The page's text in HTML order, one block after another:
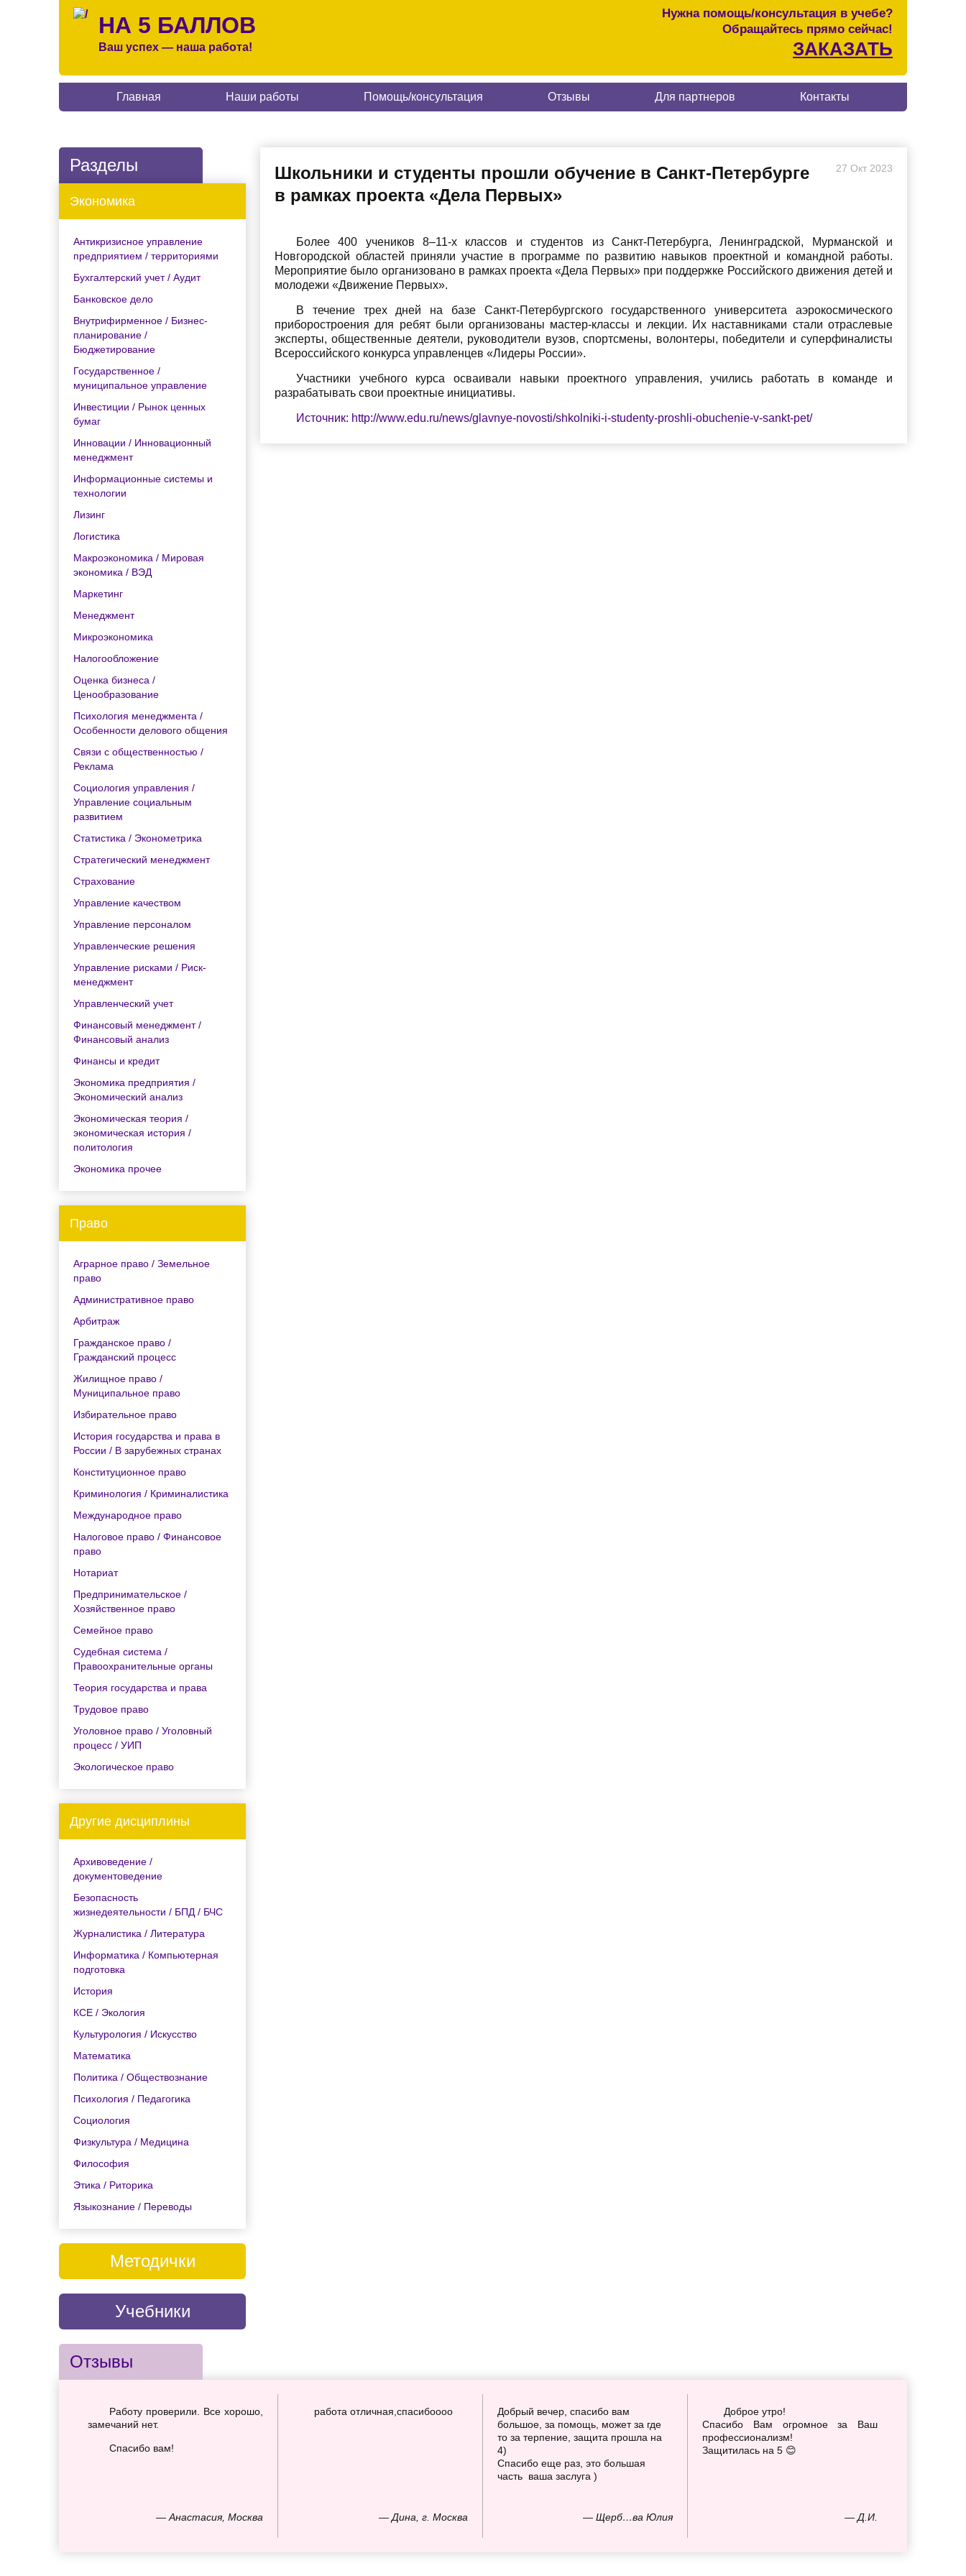
НА 5 БАЛЛОВ
Ваш успех — наша работа!
Нужна помощь/консультация в учебе?
Обращайтесь прямо сейчас!
ЗАКАЗАТЬ
Главная Наши работы Помощь/консультация Отзывы Для партнеров Контакты
Разделы
Экономика
Антикризисное управление
предприятием / территориями
Бухгалтерский учет / Аудит
Банковское дело
Внутрифирменное / Бизнес-
планирование /
Бюджетирование
Государственное /
муниципальное управление
Инвестиции / Рынок ценных
бумаг
Инновации / Инновационный
менеджмент
Информационные системы и
технологии
Лизинг
Логистика
Макроэкономика / Мировая
экономика / ВЭД
Маркетинг
Менеджмент
Микроэкономика
Налогообложение
Оценка бизнеса /
Ценообразование
Психология менеджмента /
Особенности делового общения
Связи с общественностью /
Реклама
Социология управления /
Управление социальным
развитием
Статистика / Эконометрика
Стратегический менеджмент
Страхование
Управление качеством
Управление персоналом
Управленческие решения
Управление рисками / Риск-
менеджмент
Управленческий учет
Финансовый менеджмент /
Финансовый анализ
Финансы и кредит
Экономика предприятия /
Экономический анализ
Экономическая теория /
экономическая история /
политология
Экономика прочее
Право
Аграрное право / Земельное
право
Административное право
Арбитраж
Гражданское право /
Гражданский процесс
Жилищное право /
Муниципальное право
Избирательное право
История государства и права в
России / В зарубежных странах
Конституционное право
Криминология / Криминалистика
Международное право
Налоговое право / Финансовое
право
Нотариат
Предпринимательское /
Хозяйственное право
Семейное право
Судебная система /
Правоохранительные органы
Теория государства и права
Трудовое право
Уголовное право / Уголовный
процесс / УИП
Экологическое право
Другие дисциплины
Архивоведение /
документоведение
Безопасность
жизнедеятельности / БПД / БЧС
Журналистика / Литература
Информатика / Компьютерная
подготовка
История
КСЕ / Экология
Культурология / Искусство
Математика
Политика / Обществознание
Психология / Педагогика
Социология
Физкультура / Медицина
Философия
Этика / Риторика
Языкознание / Переводы
Методички
Учебники
27 Окт 2023
Школьники и студенты прошли обучение в Санкт-Петербурге
в рамках проекта «Дела Первых»
Более 400 учеников 8–11-х классов и студентов из Санкт-Петербурга, Ленинградской, Мурманской и
Новгородской областей приняли участие в программе по развитию навыков проектной и командной работы.
Мероприятие было организовано в рамках проекта «Дела Первых» при поддержке Российского движения детей и
молодежи «Движение Первых».
В течение трех дней на базе Санкт-Петербургского государственного университета аэрокосмического
приборостроения для ребят были организованы мастер-классы и лекции. Их наставниками стали отраслевые
эксперты, общественные деятели, руководители вузов, спортсмены, волонтеры, победители и суперфиналисты
Всероссийского конкурса управленцев «Лидеры России».
Участники учебного курса осваивали навыки проектного управления, учились работать в команде и
разрабатывать свои проектные инициативы.
Источник: http://www.edu.ru/news/glavnye-novosti/shkolniki-i-studenty-proshli-obuchenie-v-sankt-pet/
Отзывы
— Анастасия, Москва
Работу проверили. Все хорошо,
замечаний нет.
Спасибо вам!
— Дина, г. Москва
работа отличная,спасибоооо
— Щерб…ва Юлия
Добрый вечер, спасибо вам
большое, за помощь, может за где
то за терпение, защита прошла на
4)
Спасибо еще раз, это большая
часть ваша заслуга )
— Д.И.
Доброе утро!
Спасибо Вам огромное за Ваш
профессионализм!
Защитилась на 5 😊